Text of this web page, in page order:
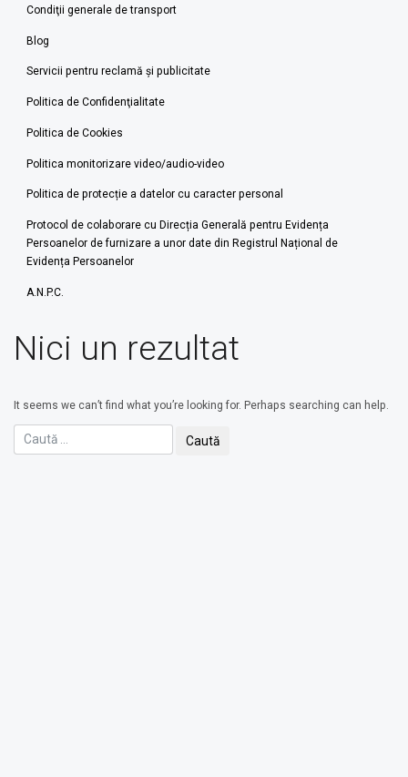
Condiţii generale de transport
Blog
Servicii pentru reclamă și publicitate
Politica de Confidenţialitate
Politica de Cookies
Politica monitorizare video/audio-video
Politica de protecție a datelor cu caracter personal
Protocol de colaborare cu Direcția Generală pentru Evidența
Persoanelor de furnizare a unor date din Registrul Național de
Evidența Persoanelor
A.N.P.C.
Nici un rezultat
It seems we can’t find what you’re looking for. Perhaps searching can help.